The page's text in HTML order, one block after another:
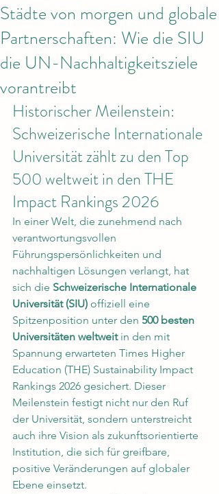
Städte von morgen und globale
Partnerschaften: Wie die SIU
die UN-Nachhaltigkeitsziele
vorantreibt
Historischer Meilenstein:
Schweizerische Internationale
Universität zählt zu den Top
500 weltweit in den THE
Impact Rankings 2026
In einer Welt, die zunehmend nach
verantwortungsvollen
Führungspersönlichkeiten und
nachhaltigen Lösungen verlangt, hat
sich die Schweizerische Internationale
Universität (SIU) offiziell eine
Spitzenposition unter den 500 besten
Universitäten weltweit in den mit
Spannung erwarteten Times Higher
Education (THE) Sustainability Impact
Rankings 2026 gesichert. Dieser
Meilenstein festigt nicht nur den Ruf
der Universität, sondern unterstreicht
auch ihre Vision als zukunftsorientierte
Institution, die sich für greifbare,
positive Veränderungen auf globaler
Ebene einsetzt.